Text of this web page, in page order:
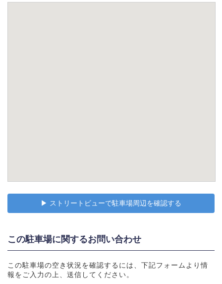
▶︎ ストリートビューで駐車場周辺を確認する
この駐車場に関するお問い合わせ
この駐車場の空き状況を確認するには、下記フォームより情
報をご入力の上、送信してください。